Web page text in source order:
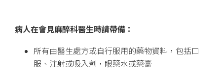
病人在會見麻醉科醫生時請帶備：
所有由醫生處方或自行服用的藥物資料，包括口
服、注射或吸入劑，眼藥水或藥膏